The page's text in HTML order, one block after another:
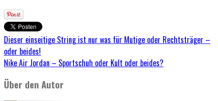
Dieser einseitige String ist nur was für Mutige oder Rechtsträger –
oder beides!
Nike Air Jordan – Sportschuh oder Kult oder beides?
Über den Autor